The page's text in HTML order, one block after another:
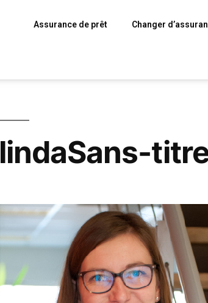
Assurance de prêt Changer
lindaSans-